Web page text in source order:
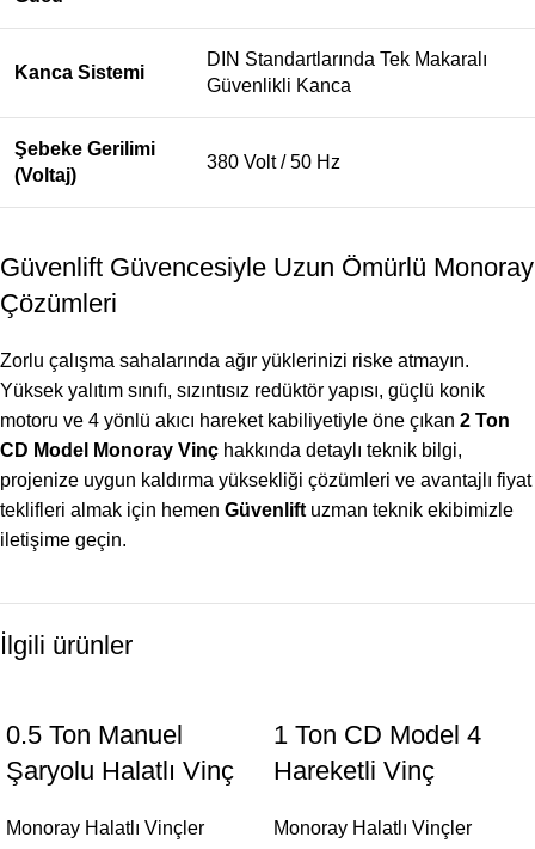
Kanca Sistemi
DIN Standartlarında Tek Makaralı
Güvenlikli Kanca
Şebeke Gerilimi
(Voltaj)
380 Volt / 50 Hz
Güvenlift Güvencesiyle Uzun Ömürlü Monoray
Çözümleri
Zorlu çalışma sahalarında ağır yüklerinizi riske atmayın.
Yüksek yalıtım sınıfı, sızıntısız redüktör yapısı, güçlü konik
motoru ve 4 yönlü akıcı hareket kabiliyetiyle öne çıkan 2 Ton
CD Model Monoray Vinç hakkında detaylı teknik bilgi,
projenize uygun kaldırma yüksekliği çözümleri ve avantajlı fiyat
teklifleri almak için hemen Güvenlift uzman teknik ekibimizle
iletişime geçin.
İlgili ürünler
0.5 Ton Manuel
Şaryolu Halatlı Vinç
Monoray Halatlı Vinçler
1 Ton CD Model 4
Hareketli Vinç
Monoray Halatlı Vinçler